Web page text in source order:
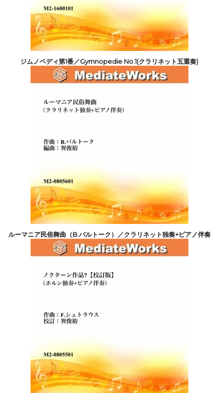
ジムノペディ第1番／Gymnopedie No.1(クラリネット五重奏)
2,200円(税込)
ルーマニア民俗舞曲（B.バルトーク）／クラリネット独奏+ピアノ伴奏
版